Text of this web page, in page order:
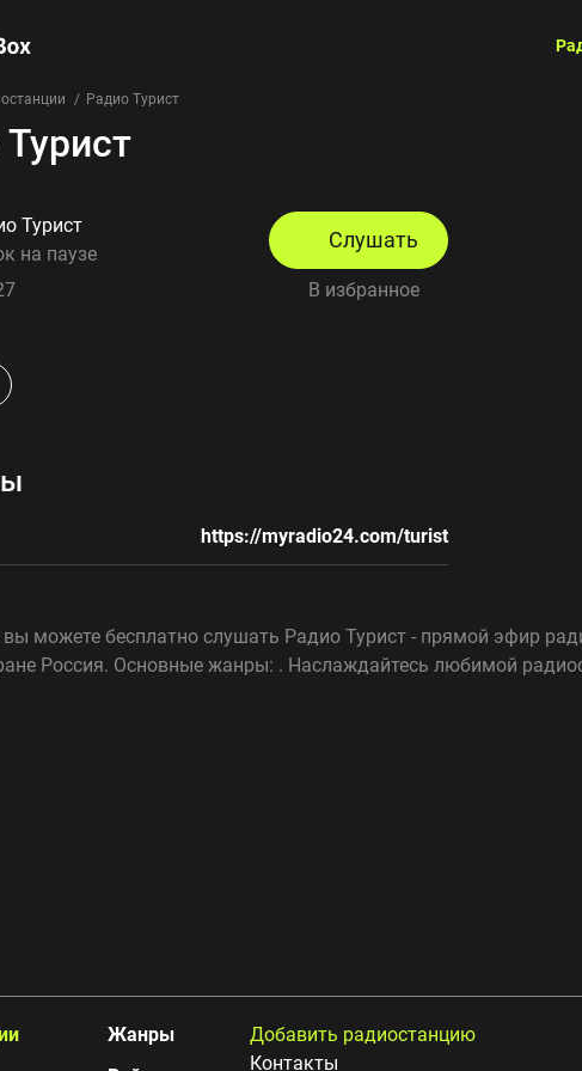
Радио Турист
Турист
на паузе
Слушать
В избранное
https://myradio24.com/turist
можете бесплатно слушать Радио Турист - прямой эфир
Россия. Основные жанры: . Наслаждайтесь любимой
Жанры
Добавить радиостанцию
Контакты